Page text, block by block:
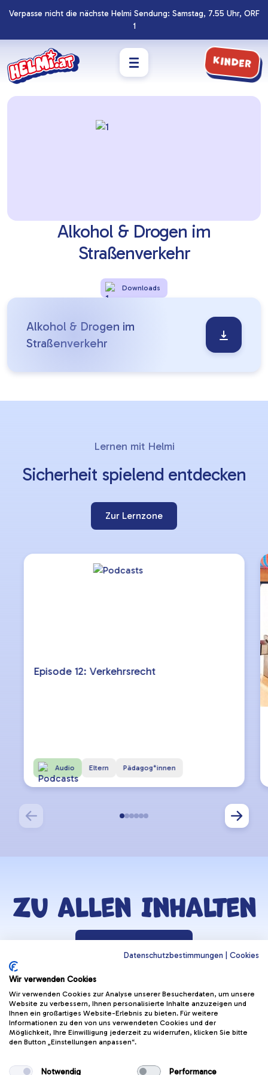
Datenschutzbestimmungen Cookies
Wir verwenden Cookies
Wir verwenden Cookies zur Analyse unserer Besucherdaten, um unsere
Website zu verbessern, Ihnen personalisierte Inhalte anzuzeigen und
Ihnen ein großartiges Website-Erlebnis zu bieten. Für weitere
Informationen zu den von uns verwendeten Cookies und der
Möglichkeit, Ihre Einwilligung jederzeit zu widerrufen, klicken Sie bitte
den Button „Einstellungen anpassen“.
Notwendig Performance
Navigation
Zum
Verpasse nicht die nächste Helmi Sendung: Samstag, 7.55 Uhr, ORF
1
Kinder
Alkohol & Drogen im
Straßenverkehr
Downloads
Alkohol & Drogen im
Straßenverkehr
Lernen mit Helmi
Sicherheit spielend entdecken
Zur Lernzone
Episode 12: Verkehrsrecht
Audio Eltern Pädagog*innen
Zu allen Inhalten
Zurück zur Lernzone
Helmi Post
Kontakt & Support
Wettbewerbe & Gewinnspiele
Hoppala App
(Öffnet in
Radfahrprüfung
App
(Öffnet in